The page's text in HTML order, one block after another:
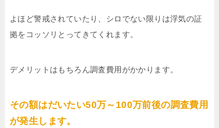
よほど警戒されていたり、シロでない限りは浮気の証
拠をコッソリとってきてくれます。
デメリットはもちろん調査費用がかかります。
その額はだいたい50万～100万前後の調査費用
が発生します。